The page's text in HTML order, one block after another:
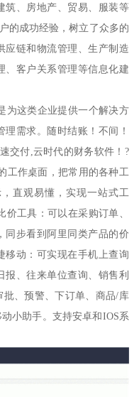
筑、房地产、贸易、服装等
的成功经验，树立了众多的
应链和物流管理、生产制造
、客户关系管理等信息化建
为这类企业提供一个解决方
需求。随时结账！不间！
交付,云时代的财务软件！?
工作桌面，把常用的各种工
直观易懂，实现一站式工
工具：可以在采购订单、
同步看到阿里同类产品的价
移动：可实现在手机上查询
报、往来单位查询、销售利
、预警、下订单、商品/库
小助手。支持安卓和IOS系